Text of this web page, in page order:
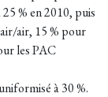
% en 2010, puis
air, 15 % pour
les PAC
à 30 %.